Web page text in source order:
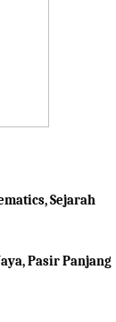
Sejarah
Pasir Panjang